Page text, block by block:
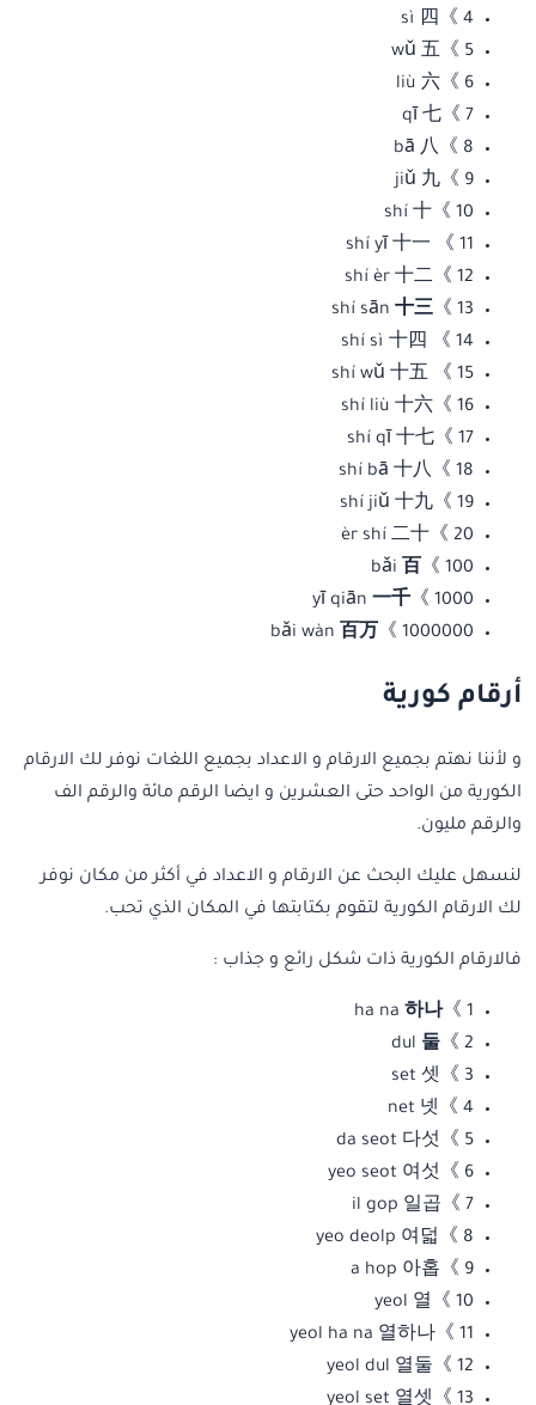
4 》sì 四
5 》wǔ 五
6 》liù 六
7 》qī 七
8 》bā 八
9 》jiǔ 九
10 》shí 十
11 》 shí yī 十一
12 》shí èr 十二
13 》shí sān
十三
14 》 shí sì 十四
15 》 shí wǔ 十五
16 》shí liù 十六
17 》shí qī 十七
18 》shí bā 十八
19 》shí jiǔ 十九
20 》èr shí 二十
100 》bǎi
百
1000 》yī qiān
一千
1000000 》bǎi wàn
百万
أرقام كورية
و لأننا نهتم بجميع الارقام و الاعداد بجميع اللغات نوفر لك الارقام
الكورية من الواحد حتى العشرين و ايضا الرقم مائة والرقم الف
والرقم مليون.
لنسهل عليك البحث عن الارقام و الاعداد في أكثر من مكان نوفر
لك الارقام الكورية لتقوم بكتابتها في المكان الذي تحب.
فالارقام الكورية ذات شكل رائع و جذاب :
1 》ha na
하나
2 》dul
둘
3 》set 셋
4 》net 넷
5 》da seot 다섯
6 》yeo seot 여섯
7 》il gop 일곱
8 》yeo deolp 여덟
9 》a hop 아홉
10 》yeol 열
11 》yeol ha na 열하나
12 》yeol dul 열둘
13 》yeol set 열셋